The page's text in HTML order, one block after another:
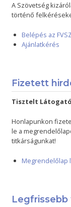
A Szövetség
történő
Belépés az
Ajánlatkérés
Fizetett
Tisztelt
Honlapunkon
le a
titkárságunkat!
Megrendelőlap